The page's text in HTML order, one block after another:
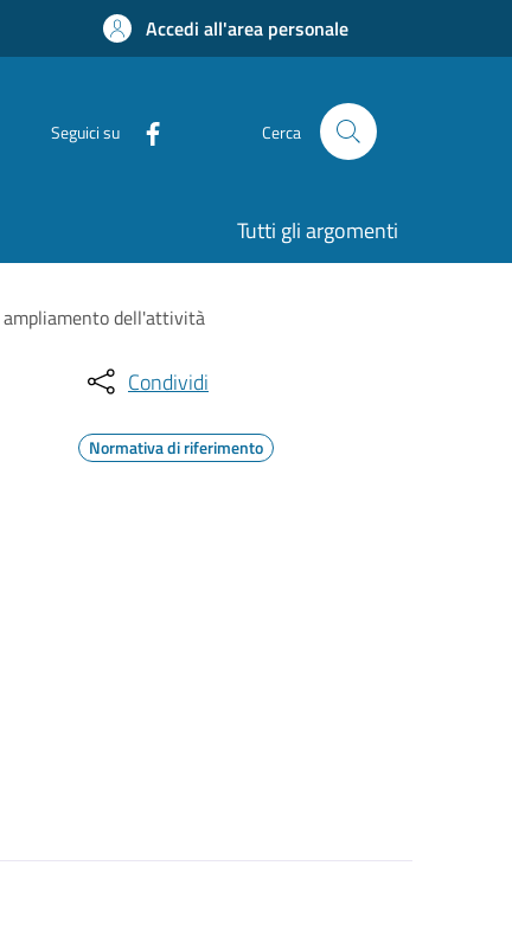
Accedi all'area personale
Seguici su Cerca
Tutti gli argomenti
ampliamento dell'attività
Condividi
Normativa di riferimento